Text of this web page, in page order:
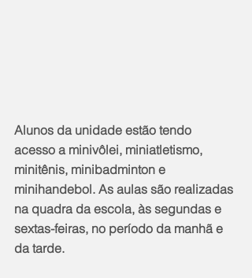
Alunos da unidade estão tendo
acesso a minivôlei, miniatletismo,
minitênis, minibadminton e
minihandebol. As aulas são realizadas
na quadra da escola, às segundas e
sextas-feiras, no período da manhã e
da tarde.